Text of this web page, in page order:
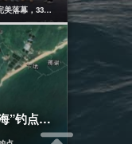
落幕，33名运动员们用实力，用
2020-03-23
钓点全攻略